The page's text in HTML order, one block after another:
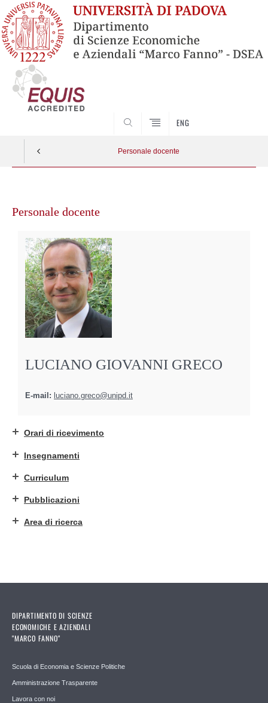
ENG
Personale docente
contenuto
Personale docente
LUCIANO GIOVANNI GRECO
E-mail: luciano.greco@unipd.it
Orari di ricevimento
Insegnamenti
Curriculum
Pubblicazioni
Area di ricerca
DIPARTIMENTO DI SCIENZE
ECONOMICHE E AZIENDALI
"MARCO FANNO"
Scuola di Economia e Scienze Politiche
Amministrazione Trasparente
Lavora con noi